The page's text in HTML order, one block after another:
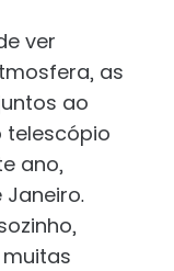
ver
as
ao
telescópio
ano,
Janeiro.